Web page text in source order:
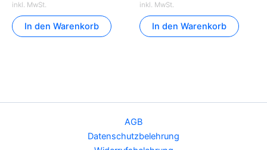
inkl. MwSt.
In den Warenkorb
inkl. MwSt.
In den Warenkorb
AGB
Datenschutzbelehrung